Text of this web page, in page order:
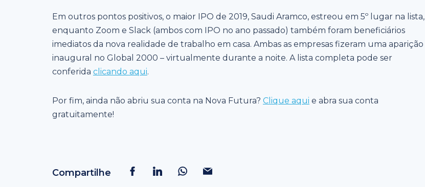
Em outros pontos positivos, o maior IPO de 2019, Saudi Aramco, estreou em 5º lugar na lista,
enquanto Zoom e Slack (ambos com IPO no ano passado) também foram beneficiários
imediatos da nova realidade de trabalho em casa. Ambas as empresas fizeram uma aparição
inaugural no Global 2000 – virtualmente durante a noite. A lista completa pode ser
conferida clicando aqui.
Por fim, ainda não abriu sua conta na Nova Futura? Clique aqui e abra sua conta
gratuitamente!
Compartilhe